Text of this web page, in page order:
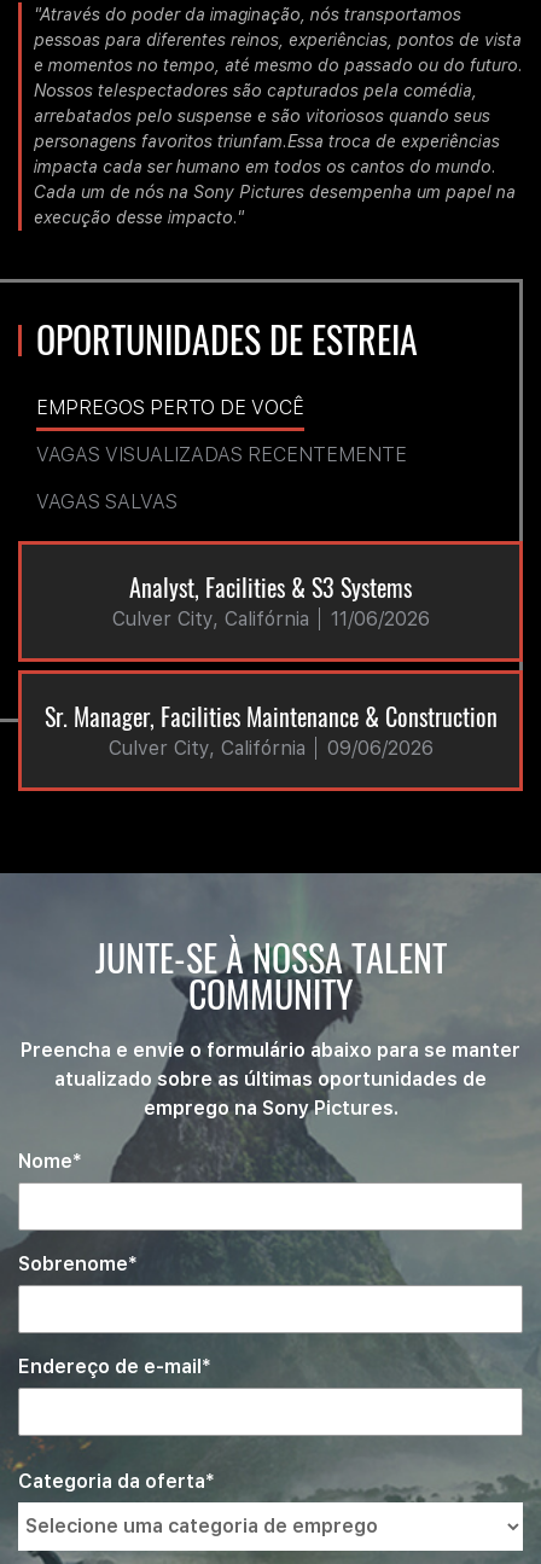
"Através do poder da imaginação, nós transportamos
pessoas para diferentes reinos, experiências, pontos de vista
e momentos no tempo, até mesmo do passado ou do futuro.
Nossos telespectadores são capturados pela comédia,
arrebatados pelo suspense e são vitoriosos quando seus
personagens favoritos triunfam.Essa troca de experiências
impacta cada ser humano em todos os cantos do mundo.
Cada um de nós na Sony Pictures desempenha um papel na
execução desse impacto."
OPORTUNIDADES DE ESTREIA
EMPREGOS PERTO DE VOCÊ
VAGAS VISUALIZADAS RECENTEMENTE
VAGAS SALVAS
Analyst, Facilities & S3 Systems
Culver City, Califórnia 11/06/2026
Sr. Manager, Facilities Maintenance & Construction
Culver City, Califórnia 09/06/2026
JUNTE-SE À NOSSA TALENT
COMMUNITY
Preencha e envie o formulário abaixo para se manter
atualizado sobre as últimas oportunidades de
emprego na Sony Pictures.
Nome
Sobrenome
Endereço de e-mail
Interessado
em
Busque
uma
categoria
de
Categoria da oferta